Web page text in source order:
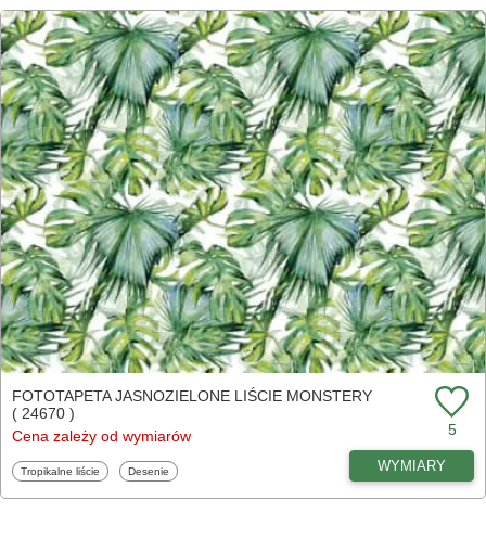
FOTOTAPETA JASNOZIELONE LIŚCIE MONSTERY
( 24670 )
Cena zależy od wymiarów
5
Fototapety
Tropikalne liście Fototapety
Desenie WYMIARY